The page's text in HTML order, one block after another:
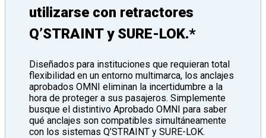
utilizarse con retractores
Q’STRAINT y SURE-LOK.*
Diseñados para instituciones que requieran total
flexibilidad en un entorno multimarca, los anclajes
aprobados OMNI eliminan la incertidumbre a la
hora de proteger a sus pasajeros. Simplemente
busque el distintivo Aprobado OMNI para saber
qué anclajes son compatibles simultáneamente
con los sistemas Q’STRAINT y SURE-LOK.